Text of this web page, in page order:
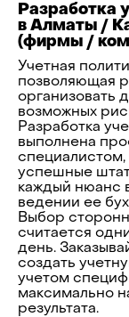
Разработка
в Алматы /
(фирмы /
Учетная
позволяющая
организовать
возможных
Разработка
выполнена
специалистом,
успешные
каждый нюанс
ведении ее
Выбор
считается
день.
создать
учетом
максимально
результата.